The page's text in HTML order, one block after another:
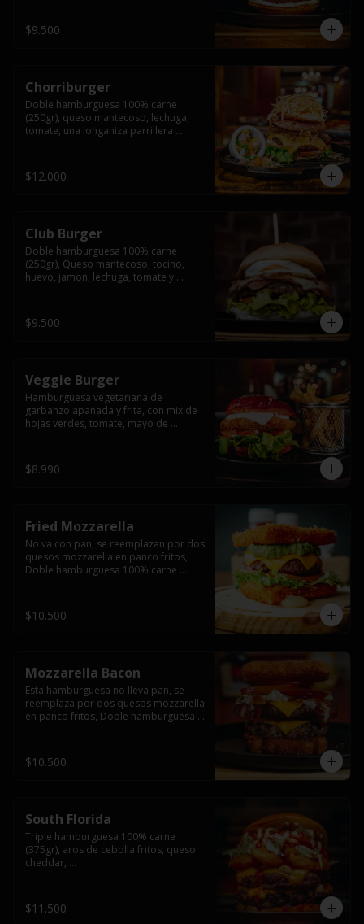
$9.500
Chorriburger
Doble hamburguesa 100% carne
(250gr), queso mantecoso, lechuga,
tomate, una longaniza parrillera
papas fritas.
$12.000
Club Burger
Doble hamburguesa 100% carne
(250gr), Queso mantecoso, tocino,
huevo, jamon, lechuga, tomate y
$9.500
Veggie Burger
Hamburguesa vegetariana de
garbanzo apanada y frita, con mix de
hojas verdes, tomate, mayo de
$8.990
Fried Mozzarella
No va con pan, se reemplazan por dos
quesos mozzarella en panco fritos,
Doble hamburguesa 100% carne
$10.500
Mozzarella Bacon
Esta hamburguesa no lleva pan, se
reemplaza por dos quesos mozzarella
en panco fritos, Doble hamburguesa
salsa BBQ acompañado de papas
fritas.
$10.500
South Florida
Triple hamburguesa 100% carne
(375gr), aros de cebolla fritos, queso
cheddar,
$11.500